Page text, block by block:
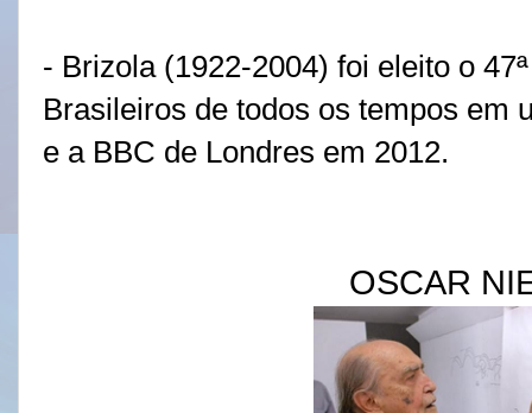
- Brizola (1922-2004) foi eleito o
Brasileiros de todos os tempos em
e a BBC de Londres em 2012.
OSCAR